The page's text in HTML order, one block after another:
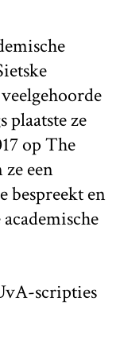
plaatste ze
op The
een
bespreekt en
scripties